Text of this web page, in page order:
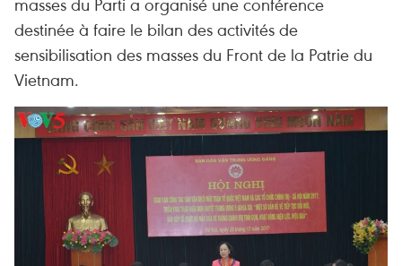
destinée à faire le bilan des activités de
sensibilisation des masses du Front de la Patrie du
Vietnam.